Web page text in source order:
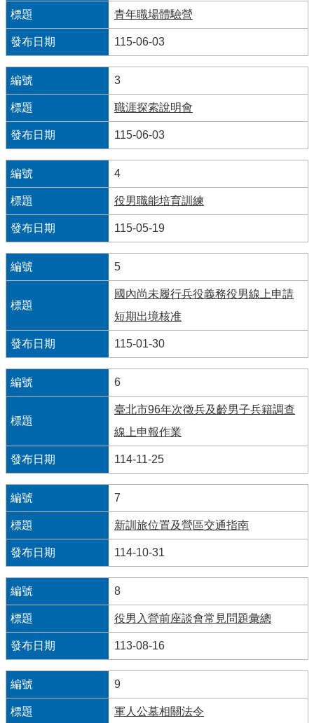
務
資
開
放
法
定
預
算
書
網
站
導
覽
回
臺
北
市
府
English
陳
情
系
統
見
問
答
雙
語
彙
臺
青年職場體驗營
115-06-03
3
職涯探索說明會
115-06-03
4
役男職能培育訓練
115-05-19
5
國內尚未履行兵役義務役男線上申請
短期出境核准
115-01-30
6
臺北市96年次徵兵及齡男子兵籍調查
線上申報作業
114-11-25
7
新訓旅位置及營區交通指南
114-10-31
8
役男入營前座談會常見問題彙總
113-08-16
9
軍人公墓相關法令